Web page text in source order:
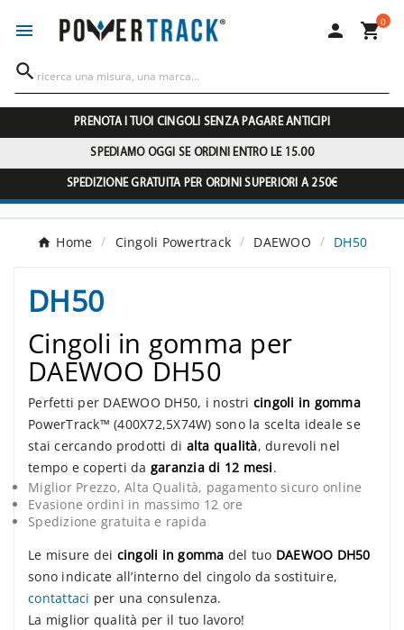
  0

PRENOTA I TUOI CINGOLI SENZA PAGARE ANTICIPI
SPEDIAMO OGGI SE ORDINI ENTRO LE 15.00
SPEDIZIONE GRATUITA PER ORDINI SUPERIORI A 250€
Home Cingoli Powertrack DAEWOO DH50
DH50
Cingoli in gomma per
DAEWOO DH50
Perfetti per DAEWOO DH50, i nostri cingoli in gomma
PowerTrack™ (400X72,5X74W) sono la scelta ideale se
stai cercando prodotti di alta qualità, durevoli nel
tempo e coperti da garanzia di 12 mesi.
Miglior Prezzo, Alta Qualità, pagamento sicuro online
Evasione ordini in massimo 12 ore
Spedizione gratuita e rapida
Le misure dei cingoli in gomma del tuo DAEWOO DH50
sono indicate all’interno del cingolo da sostituire,
contattaci per una consulenza.
La miglior qualità per il tuo lavoro!